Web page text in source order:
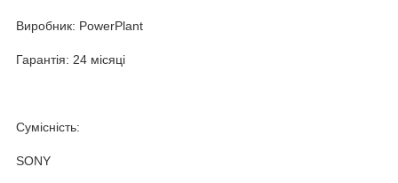
Виробник: PowerPlant
Гарантія: 24 місяці
Сумісність:
SONY